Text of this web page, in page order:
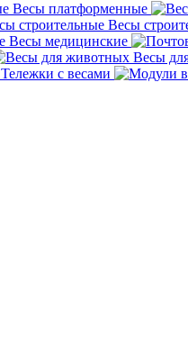
Весы платформенные
Весы
Весы медицинские
Весы
Тележки с весами